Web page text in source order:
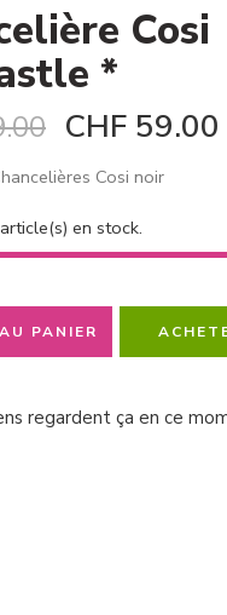
Cosi
*
CHF 59.00
Cosi noir
article(s) en stock.
PANIER
regardent ça en ce